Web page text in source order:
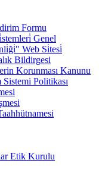
Formu
Genel
Web Si̇tesi̇
Bildirgesi
Korunması Kanunu
Politikası
Etik Kurulu